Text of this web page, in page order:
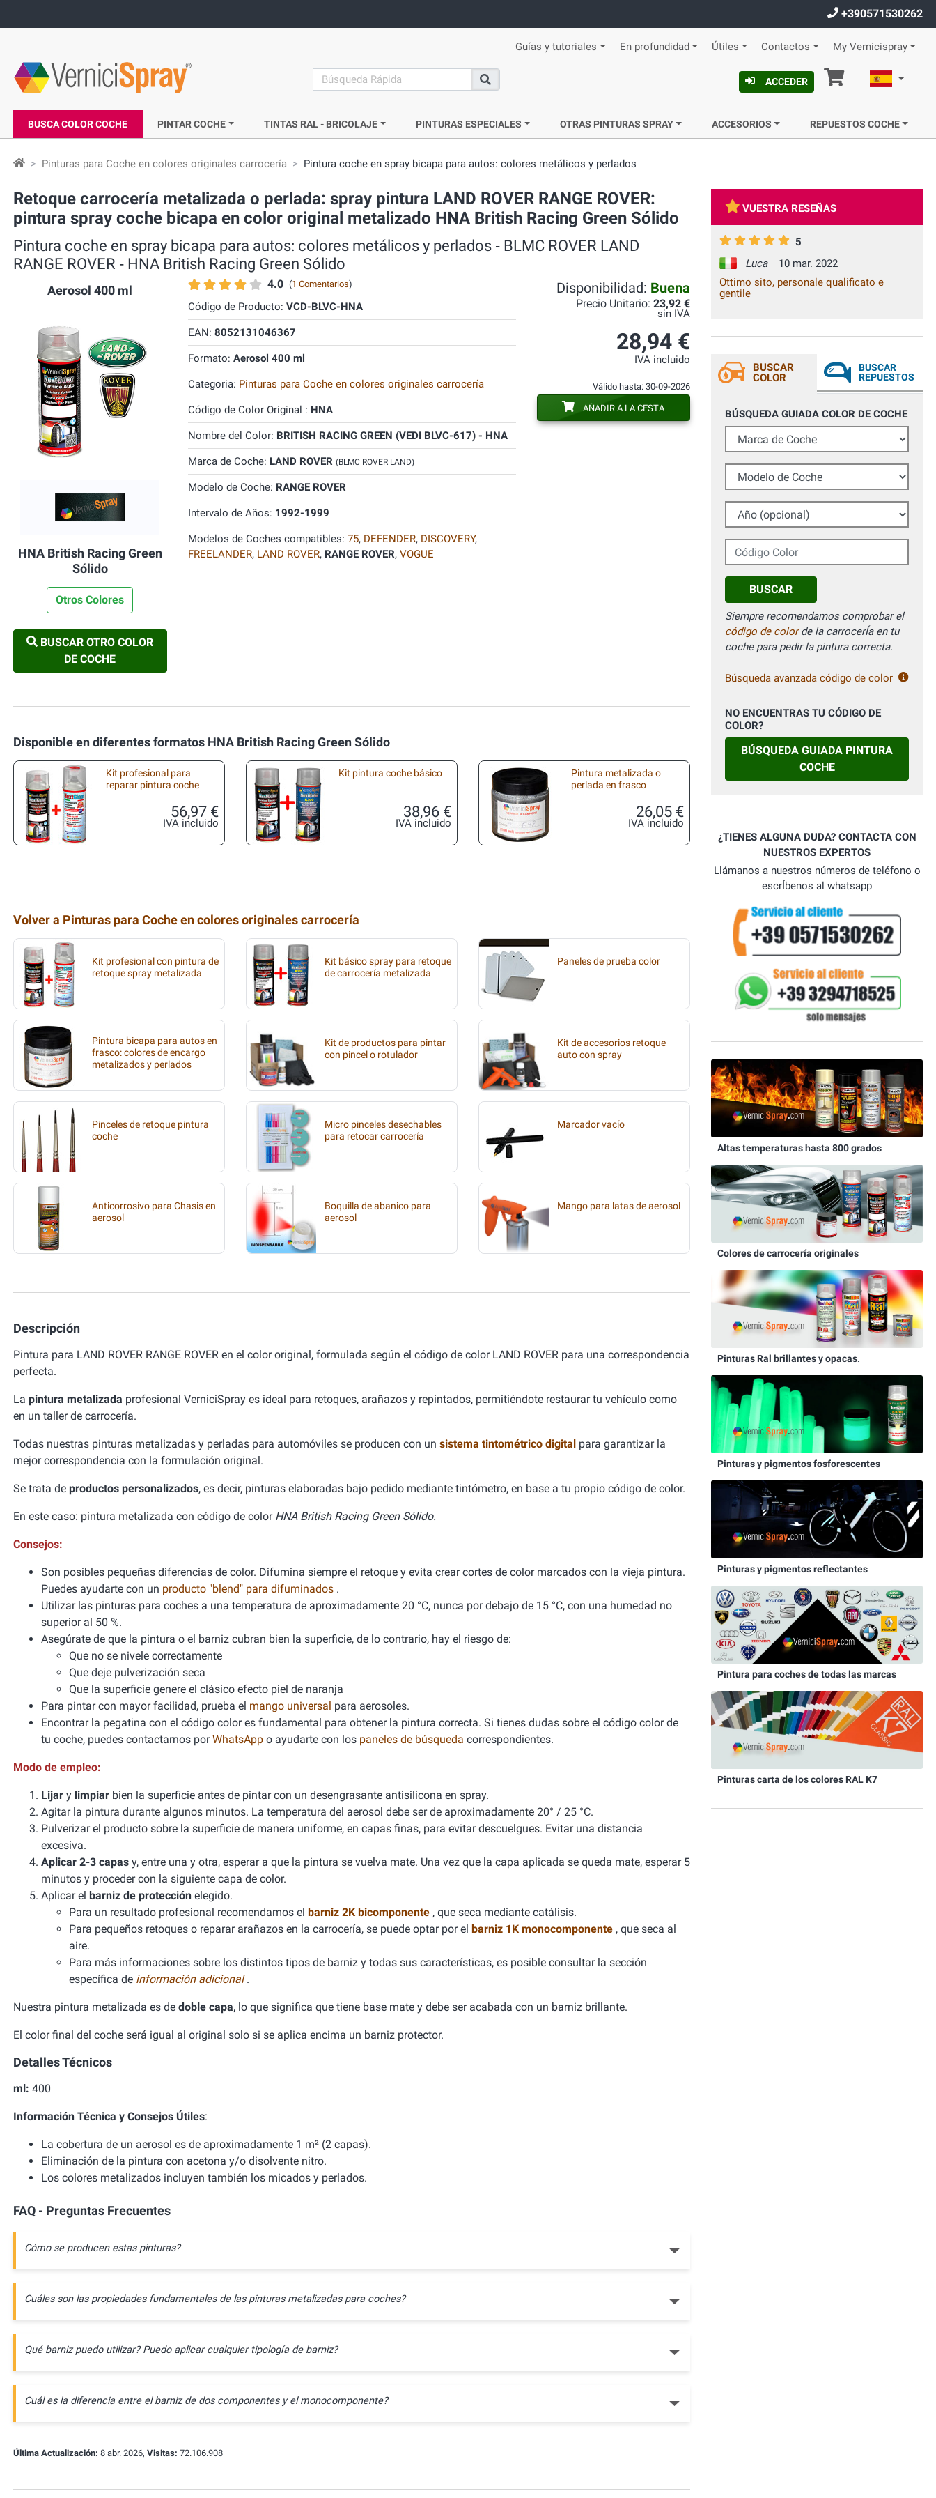
+390571530262
Guías y tutoriales En profundidad Útiles Contactos My Vernicispray
search
Buscar
ACCEDER Cesta Español
BUSCA COLOR COCHE PINTAR COCHE TINTAS RAL - BRICOLAJE PINTURAS ESPECIALES OTRAS PINTURAS SPRAY ACCESORIOS REPUESTOS COCHE
Pinturas para Coche en colores originales carrocería Pintura coche en spray bicapa para autos: colores metálicos y perlados
Retoque carrocería metalizada o perlada: spray pintura LAND ROVER RANGE ROVER:
pintura spray coche bicapa en color original metalizado HNA British Racing Green Sólido
Pintura coche en spray bicapa para autos: colores metálicos y perlados ‐ BLMC ROVER LAND
RANGE ROVER ‐ HNA British Racing Green Sólido
Aerosol 400 ml
HNA British Racing Green
Sólido
Otros Colores
BUSCAR OTRO COLOR
DE COCHE
4.0 (1 Comentarios)
Código de Producto: VCD-BLVC-HNA
EAN: 8052131046367
Formato: Aerosol 400 ml
Categoria: Pinturas para Coche en colores originales carrocería
Código de Color Original : HNA
Nombre del Color: BRITISH RACING GREEN (VEDI BLVC-617) - HNA
Marca de Coche: LAND ROVER (BLMC ROVER LAND)
Modelo de Coche: RANGE ROVER
Intervalo de Años: 1992-1999
Modelos de Coches compatibles: 75, DEFENDER, DISCOVERY,
FREELANDER, LAND ROVER, RANGE ROVER, VOGUE
Disponibilidad: Buena
Precio Unitario: 23,92 €
sin IVA
28,94 €
IVA incluido
Válido hasta: 30-09-2026
AÑADIR A LA CESTA
Disponible en diferentes formatos HNA British Racing Green Sólido
Kit profesional para
reparar pintura coche
56,97 €
IVA incluido
Kit pintura coche básico
38,96 €
IVA incluido
Pintura metalizada o
perlada en frasco
26,05 €
IVA incluido
Volver a Pinturas para Coche en colores originales carrocería
Kit profesional con pintura de
retoque spray metalizada
Kit básico spray para retoque
de carrocería metalizada
Paneles de prueba color
Pintura bicapa para autos en
frasco: colores de encargo
metalizados y perlados
Kit de productos para pintar
con pincel o rotulador
Kit de accesorios retoque
auto con spray
Pinceles de retoque pintura
coche
Micro pinceles desechables
para retocar carrocería
Marcador vacío
Anticorrosivo para Chasis en
aerosol
Boquilla de abanico para
aerosol
Mango para latas de aerosol
Descripción
Pintura para LAND ROVER RANGE ROVER en el color original, formulada según el código de color LAND ROVER para una correspondencia
perfecta.
La pintura metalizada profesional VerniciSpray es ideal para retoques, arañazos y repintados, permitiéndote restaurar tu vehículo como
en un taller de carrocería.
Todas nuestras pinturas metalizadas y perladas para automóviles se producen con un sistema tintométrico digital para garantizar la
mejor correspondencia con la formulación original.
Se trata de productos personalizados, es decir, pinturas elaboradas bajo pedido mediante tintómetro, en base a tu propio código de color.
En este caso: pintura metalizada con código de color HNA British Racing Green Sólido.
Consejos:
Son posibles pequeñas diferencias de color. Difumina siempre el retoque y evita crear cortes de color marcados con la vieja pintura.
Puedes ayudarte con un producto "blend" para difuminados .
Utilizar las pinturas para coches a una temperatura de aproximadamente 20 °C, nunca por debajo de 15 °C, con una humedad no
superior al 50 %.
Asegúrate de que la pintura o el barniz cubran bien la superficie, de lo contrario, hay el riesgo de:
Que no se nivele correctamente
Que deje pulverización seca
Que la superficie genere el clásico efecto piel de naranja
Para pintar con mayor facilidad, prueba el mango universal para aerosoles.
Encontrar la pegatina con el código color es fundamental para obtener la pintura correcta. Si tienes dudas sobre el código color de
tu coche, puedes contactarnos porWhatsApp o ayudarte con los paneles de búsqueda correspondientes.
Modo de empleo:
Lijar y limpiar bien la superficie antes de pintar con un desengrasante antisilicona en spray.
Agitar la pintura durante algunos minutos. La temperatura del aerosol debe ser de aproximadamente 20° / 25 °C.
Pulverizar el producto sobre la superficie de manera uniforme, en capas finas, para evitar descuelgues. Evitar una distancia
excesiva.
Aplicar 2-3 capas y, entre una y otra, esperar a que la pintura se vuelva mate. Una vez que la capa aplicada se queda mate, esperar 5
minutos y proceder con la siguiente capa de color.
Aplicar el barniz de protección elegido.
Para un resultado profesional recomendamos el barniz 2K bicomponente , que seca mediante catálisis.
Para pequeños retoques o reparar arañazos en la carrocería, se puede optar por el barniz 1K monocomponente , que seca al
aire.
Para más informaciones sobre los distintos tipos de barniz y todas sus características, es posible consultar la sección
específica de información adicional.
Nuestra pintura metalizada es de doble capa, lo que significa que tiene base mate y debe ser acabada con un barniz brillante.
El color final del coche será igual al original solo si se aplica encima un barniz protector.
Detalles Técnicos
ml: 400
Información Técnica y Consejos Útiles:
La cobertura de un aerosol es de aproximadamente 1 m² (2 capas).
Eliminación de la pintura con acetona y/o disolvente nitro.
Los colores metalizados incluyen también los micados y perlados.
FAQ - Preguntas Frecuentes
Cómo se producen estas pinturas?
Cuáles son las propiedades fundamentales de las pinturas metalizadas para coches?
Qué barniz puedo utilizar? Puedo aplicar cualquier tipología de barniz?
Cuál es la diferencia entre el barniz de dos componentes y el monocomponente?
Última Actualización: 8 abr. 2026, Visitas: 72.106.908
VUESTRA RESEÑAS
5
Luca
10 mar. 2022
Ottimo sito, personale qualificato e
gentile
BUSCAR
COLOR
BUSCAR
REPUESTOS
BÚSQUEDA GUIADA COLOR DE COCHE
Marca de Coche
Modelo de Coche
Año (opcional)
Código Color
BUSCAR
Siempre recomendamos comprobar el
código de colorde la carrocerÍa en tu
coche para pedir la pintura correcta.
Búsqueda avanzada código de color
NO ENCUENTRAS TU CÓDIGO DE
COLOR?
BÚSQUEDA GUIADA PINTURA
COCHE
¿TIENES ALGUNA DUDA? CONTACTA CON
NUESTROS EXPERTOS
Llámanos a nuestros números de teléfono o
escrÍbenos al whatsapp
Altas temperaturas hasta 800 grados
Colores de carrocería originales
Pinturas Ral brillantes y opacas.
Pinturas y pigmentos fosforescentes
Pinturas y pigmentos reflectantes
Pintura para coches de todas las marcas
Pinturas carta de los colores RAL K7